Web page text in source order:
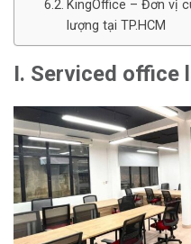
KingOffice – Đơn vị
lượng tại TP.HCM
I. Serviced office